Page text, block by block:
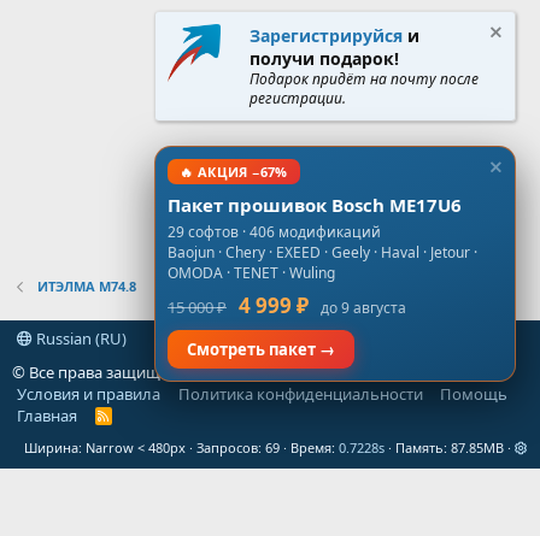
ИТЭЛМА М74.8
Russian (RU)
© Все права защищеныgt-forum.info
Условия и правила
Политика конфиденциальности
Помощь
Главная
R
S
Ширина Запросов 69 Время 0.7228s Память 87.85MB
Зарегистрируйся и
получи подарок!
Подарок придёт на почту после
регистрации.
🔥 АКЦИЯ −67%
Пакет прошивок Bosch ME17U6
29 софтов · 406 модификаций
Baojun · Chery · EXEED · Geely · Haval · Jetour ·
OMODA · TENET · Wuling
15 000 ₽ 4 999 ₽ до 9 августа
Смотреть пакет →